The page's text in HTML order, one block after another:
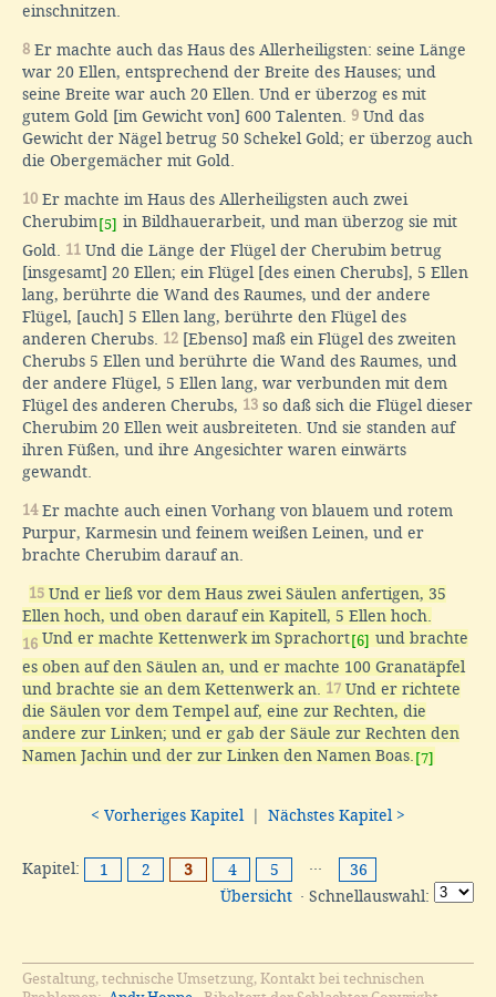
einschnitzen.
8 Er machte auch das Haus des Allerheiligsten: seine Länge
war 20 Ellen, entsprechend der Breite des Hauses; und
seine Breite war auch 20 Ellen. Und er überzog es mit
gutem Gold [im Gewicht von] 600 Talenten. 9 Und das
Gewicht der Nägel betrug 50 Schekel Gold; er überzog auch
die Obergemächer mit Gold.
10 Er machte im Haus des Allerheiligsten auch zwei
Cherubim [5] in Bildhauerarbeit, und man überzog sie mit
Gold. 11 Und die Länge der Flügel der Cherubim betrug
[insgesamt] 20 Ellen; ein Flügel [des einen Cherubs], 5 Ellen
lang, berührte die Wand des Raumes, und der andere
Flügel, [auch] 5 Ellen lang, berührte den Flügel des
anderen Cherubs. 12 [Ebenso] maß ein Flügel des zweiten
Cherubs 5 Ellen und berührte die Wand des Raumes, und
der andere Flügel, 5 Ellen lang, war verbunden mit dem
Flügel des anderen Cherubs, 13 so daß sich die Flügel dieser
Cherubim 20 Ellen weit ausbreiteten. Und sie standen auf
ihren Füßen, und ihre Angesichter waren einwärts
gewandt.
14Er machte auch einen Vorhang von blauem und rotem
Purpur, Karmesin und feinem weißen Leinen, und er
brachte Cherubim darauf an.
15 Und er ließ vor dem Haus zwei Säulen anfertigen, 35
Ellen hoch, und oben darauf ein Kapitell, 5 Ellen hoch.
16 Und er machte Kettenwerk im Sprachort [6] und brachte
es oben auf den Säulen an, und er machte 100 Granatäpfel
und brachte sie an dem Kettenwerk an. 17 Und er richtete
die Säulen vor dem Tempel auf, eine zur Rechten, die
andere zur Linken; und er gab der Säule zur Rechten den
Namen Jachin und der zur Linken den Namen Boas. [7]
< Vorheriges Kapitel Nächstes Kapitel >
Kapitel: 1 2 3 4 5 ···
36
Übersicht · Schnellauswahl:
Gestaltung, technische Umsetzung, Kontakt bei technischen